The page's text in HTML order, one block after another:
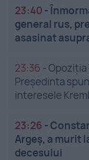
23:40 -
general rus,
asasinat
23:36 -Opoziția
Președinta
interesele
23:26 -
Argeș, a murit
decesului